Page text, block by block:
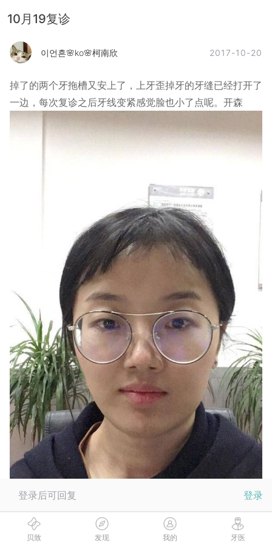
10月19复诊
이언흔🌸ko🌸柯南欣 2017-10-20
掉了的两个牙拖槽又安上了，上牙歪掉牙的牙缝已经打开了
一边，每次复诊之后牙线变紧感觉脸也小了点呢。开森
登录后可回复 登录
贝致 发现 我的 牙医